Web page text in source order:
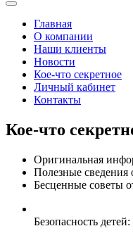
Главная
О компании
Наши клиенты
Новости
Кое-что секретное
Личный кабинет
Контакты
Кое-что
Оригинальная
Полезные сведения
Бесценные советы
Безопасность